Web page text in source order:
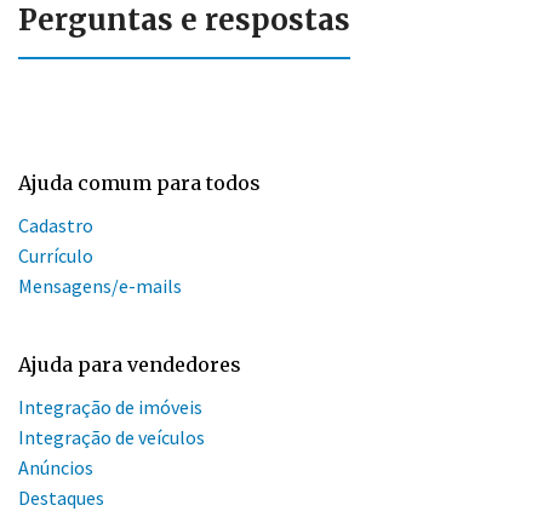
Perguntas e respostas
Ajuda comum para todos
Cadastro
Currículo
Mensagens/e-mails
Ajuda para vendedores
Integração de imóveis
Integração de veículos
Anúncios
Destaques